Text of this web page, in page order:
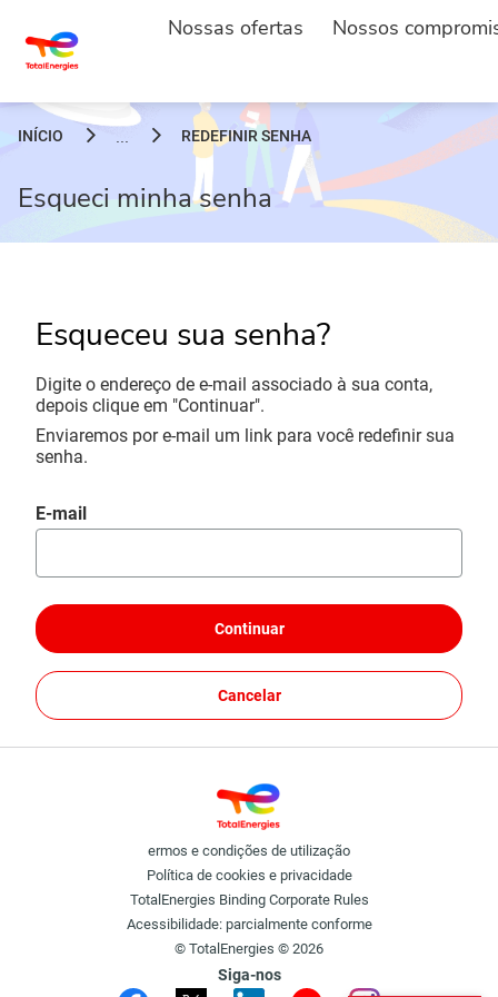
Nossas ofertas Nossos
INÍCIO REDEFINIR SENHA
Esqueci minha senha
Esqueceu sua senha?
Digite o endereço de e-mail associado à sua conta,
depois clique em "Continuar".
Enviaremos por e-mail um link para você redefinir sua
senha.
Redefinir senha com e-mail
E-mail
Continuar
Cancelar
ermos e condições de utilização
Política de cookies e privacidade
TotalEnergies Binding Corporate Rules
Acessibilidade: parcialmente conforme
© TotalEnergies © 2026
Siga-nos